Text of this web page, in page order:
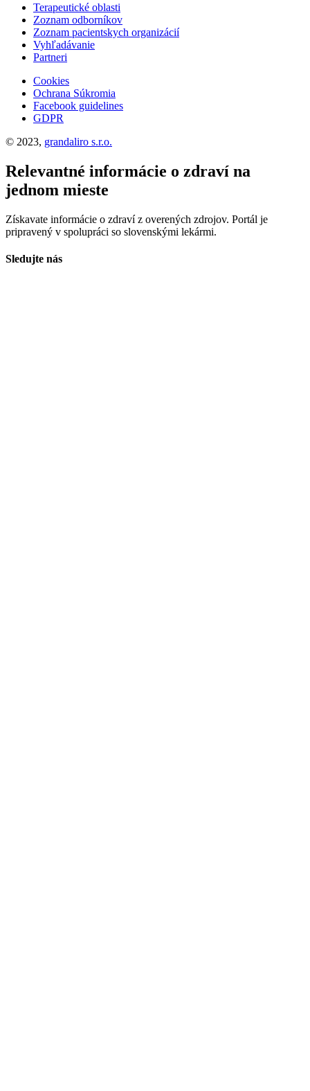
Terapeutické oblasti
Zoznam odborníkov
Zoznam pacientskych organizácií
Vyhľadávanie
Partneri
Cookies
Ochrana Súkromia
Facebook guidelines
GDPR
© 2023, grandaliro s.r.o.
Relevantné informácie o zdraví na
jednom mieste
Získavate informácie o zdraví z overených zdrojov. Portál je
pripravený v spolupráci so slovenskými lekármi.
Sledujte nás